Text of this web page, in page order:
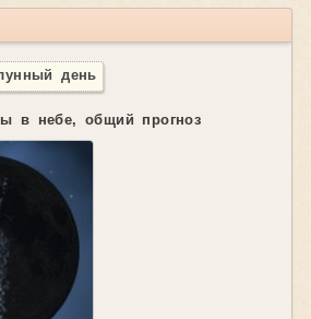
день
в небе, общий прогноз